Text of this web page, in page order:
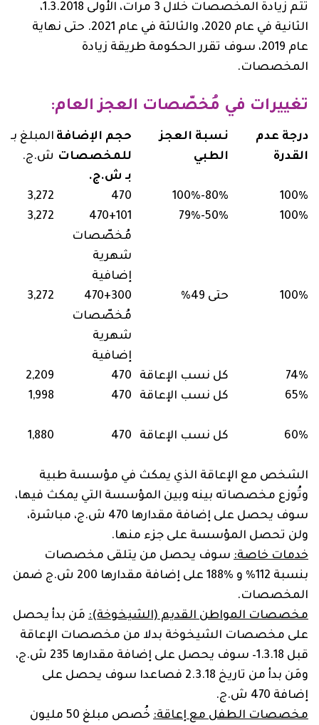
تتم زيادة المخصصات خلال 3 مرات، الأولى 1.3.2018،
الثانية في عام 2020، والثالثة في عام 2021. حتى نهاية
عام 2019، سوف تقرر الحكومة طريقة زيادة
المخصصات.
تغييرات في مُخصّصات العجز العام:‎
درجة عدم
القدرة
نسبة العجز
الطبي
حجم الإضافة
للمخصصات
بـ ش.ج.
المبلغ بـ
ش.ج.
100%
80%-100%
470
3,272
100%
50%-79%
مُخصّصات
شهرية
إضافية
3,272
100% حتى 49%
مُخصّصات
شهرية
إضافية
3,272
74% كل نسب الإعاقة 470
2,209
65%
كل نسب الإعاقة 470
1,998
60% كل نسب الإعاقة 470
1,880
الشخص مع الإعاقة الذي يمكث في مؤسسة طبية
وتُوزع مخصصاته بينه وبين المؤسسة التي يمكث فيها،
سوف يحصل على إضافة مقدارها 470 ش.ج، مباشرة،
ولن تحصل المؤسسة على جزء منها.
خدمات خاصة: سوف يحصل من يتلقى مخصصات
بنسبة 112% ‏و ‏188%‏ على إضافة مقدارها 200 ش.ج ضمن
المخصصات.
مخصصات المواطن القديم (الشيخوخة): مَن بدأ يحصل
على مخصصات الشيخوخة بدلا من مخصصات الإعاقة
قبل ‏1.3.18‏– سوف يحصل على إضافة مقدارها ‏235‏ ش.ج،
ومَن بدأ من تاريخ ‏2.3.18‏ فصاعدا سوف يحصل على
إضافة ‏470‏ ش.ج.
مخصصات الطفل مع إعاقة:
‏خُصص مبلغ 50 مليون